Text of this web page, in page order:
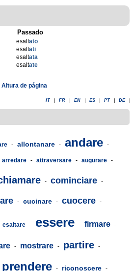
Passado
esaltato
esaltati
esaltata
esaltate
Altura de página
IT FR EN ES PT DE
- allontanare - andare -
arredare - attraversare - augurare -
- cominciare -
- cucinare - cuocere -
esaltare - essere - firmare -
- mostrare - partire -
prendere - riconoscere -